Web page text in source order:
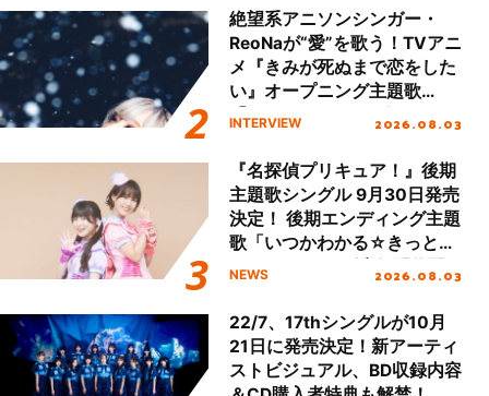
ート!!
絶望系アニソンシンガー・
ReoNaが“愛”を歌う！TVアニ
メ『きみが死ぬまで恋をした
い』オープニング主題歌
「Amore」インタビュー
INTERVIEW 2026.08.03
『名探偵プリキュア！』後期
主題歌シングル 9月30日発売
決定！ 後期エンディング主題
歌「いつかわかる☆きっとあ
える」TVサイズ先行配信開
NEWS 2026.08.03
22/7、17thシングルが10月
21日に発売決定！新アーティ
ストビジュアル、BD収録内容